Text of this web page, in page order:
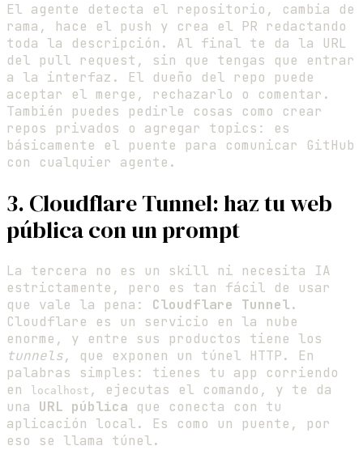
El agente detecta el repositorio, cambia de
rama, hace el push y crea el PR redactando
toda la descripción. Al final te da la URL
del pull request, sin que tengas que entrar
a la interfaz. El dueño del repo puede
aceptar el merge, rechazarlo o comentar.
También puedes pedirle cosas como crear
repos privados o agregar topics: es
básicamente el puente para comunicar GitHub
con cualquier agente.
3. Cloudflare Tunnel: haz tu web
pública con un prompt
La tercera no es un skill ni necesita IA
estrictamente, pero es tan fácil de usar
que vale la pena: Cloudflare Tunnel.
Cloudflare es un servicio en la nube
enorme, y entre sus productos tiene los
tunnels, que exponen un túnel HTTP. En
palabras simples: tienes tu app corriendo
en
localhost , ejecutas el comando, y te da
una URL pública que conecta con tu
aplicación local. Es como un puente, por
eso se llama túnel.